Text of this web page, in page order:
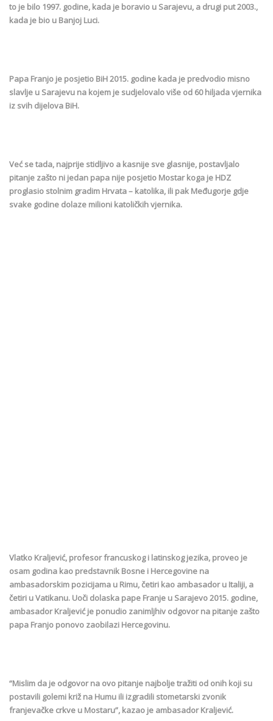
to je bilo 1997. godine, kada je boravio u Sarajevu, a drugi put 2003.,
kada je bio u Banjoj Luci.
Papa Franjo je posjetio BiH 2015. godine kada je predvodio misno
slavlje u Sarajevu na kojem je sudjelovalo više od 60 hiljada vjernika
iz svih dijelova BiH.
Već se tada, najprije stidljivo a kasnije sve glasnije, postavljalo
pitanje zašto ni jedan papa nije posjetio Mostar koga je HDZ
proglasio stolnim gradim Hrvata – katolika, ili pak Međugorje gdje
svake godine dolaze milioni katoličkih vjernika.
Vlatko Kraljević, profesor francuskog i latinskog jezika, proveo je
osam godina kao predstavnik Bosne i Hercegovine na
ambasadorskim pozicijama u Rimu, četiri kao ambasador u Italiji, a
četiri u Vatikanu. Uoči dolaska pape Franje u Sarajevo 2015. godine,
ambasador Kraljević je ponudio zanimljhiv odgovor na pitanje zašto
papa Franjo ponovo zaobilazi Hercegovinu.
“Mislim da je odgovor na ovo pitanje najbolje tražiti od onih koji su
postavili golemi križ na Humu ili izgradili stometarski zvonik
franjevačke crkve u Mostaru”, kazao je ambasador Kraljević.